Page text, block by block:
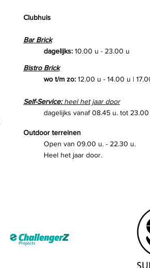
Clubhuis
Bar Brick
dagelijks: 10.00 u - 23.00 u
Bistro Brick
wo t/m zo: 12.00 u - 14.00 u |
Self-Service:heel het jaar door
dagelijks vanaf 08.45 u. tot 23.00
Outdoor terreinen
Open van 09.00 u. - 22.30 u.
Heel het jaar door.